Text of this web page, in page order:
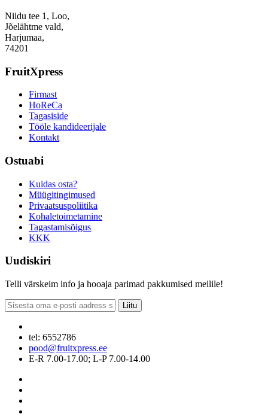
Niidu tee 1, Loo,
Jõelähtme vald,
Harjumaa,
74201
FruitXpress
Firmast
HoReCa
Tagasiside
Tööle kandideerijale
Kontakt
Ostuabi
Kuidas osta?
Müügitingimused
Privaatsuspoliitika
Kohaletoimetamine
Tagastamisõigus
KKK
Uudiskiri
Telli värskeim info ja hooaja parimad pakkumised meilile!
Liitu
tel: 6552786
pood@fruitxpress.ee
E-R 7.00-17.00; L-P 7.00-14.00